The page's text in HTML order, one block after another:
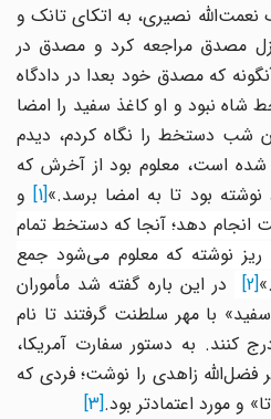
نعمت‌الله نصیری، به اتکای تانک و
مصدق مراجعه کرد و مصدق در
که مصدق خود بعدا در دادگاه
نبود و او کاغذ سفید را امضا
شب دستخط را نگاه کردم، دیدم
است، معلوم بود از آخرش که
بود تا به امضا برسد.»[1] و
انجام دهد؛ آنجا که دستخط تمام
نوشته که معلوم می‌شود جمع
در این باره گفته شد مأموران
با مهر سلطنت گرفتند تا نام
به دستور سفارت آمریکا،
زاهدی را نوشت؛ فردی که
و مورد اعتمادتر بود.[3]